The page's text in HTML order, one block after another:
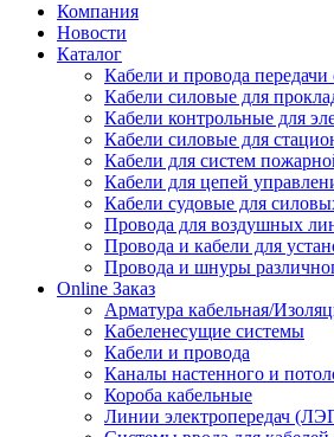
Компания
Новости
Каталог
Кабели и провода передачи
Кабели силовые для
Кабели контрольные для
Кабели силовые для
Кабели для систем
Кабели для цепей
Кабели судовые для
Провода для воздушных
Провода и кабели для
Провода и шнуры
Online Заказ
Арматура кабельная/
Кабеленесущие системы
Кабели и провода
Каналы настенного и
Короба кабельные
Линии электропередач